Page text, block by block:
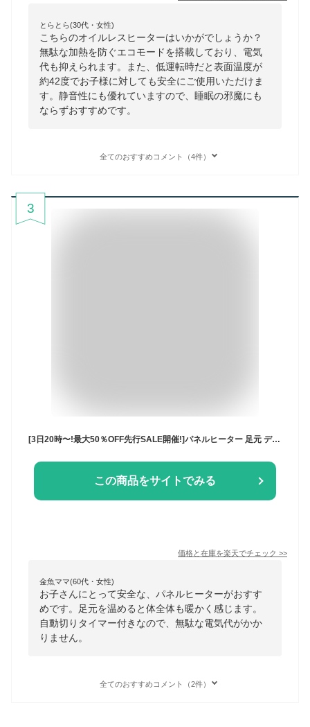
とらとら(30代・女性)
こちらのオイルレスヒーターはいかがでしょうか？
無駄な加熱を防ぐエコモードを搭載しており、電気
代も抑えられます。また、低運転時だと表面温度が
約42度でお子様に対しても安全にご使用いただけま
す。静音性にも優れていますので、睡眠の邪魔にも
ならずおすすめです。
全てのおすすめコメント（4件）
3
[3日20時〜!最大50％OFF先行SALE開催!]パネルヒーター 足元 デスクヒーター おしゃれ デスク下 ひざ下暖める 自動切タイマー 電気代 折りたたみ収納 コンパクト 安全装置 足元こたつ オフィス 受験勉強 暖房器具 寒さ対策 冬 アイリスオーヤマ APH-16B *
この商品をサイトでみる
価格と在庫を楽天でチェック >>
金魚ママ(60代・女性)
お子さんにとって安全な、パネルヒーターがおすす
めです。足元を温めると体全体も暖かく感じます。
自動切りタイマー付きなので、無駄な電気代がかか
りません。
全てのおすすめコメント（2件）